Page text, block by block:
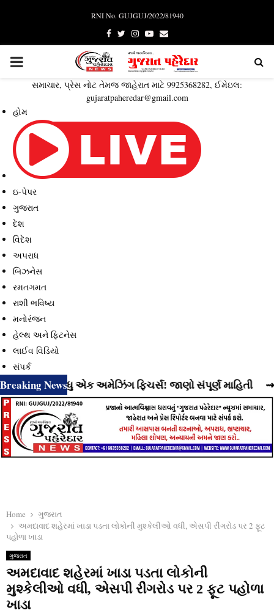
RNI No. GUJGUJ/2022/81940
Facebook
TwitterInstagram
YoutubeEmail
PRIMARY
MENU
સમાચાર, પ્રેસ નોટ તેમજ જાહેરાત માટે 9925368282, ઈમેઇલ:
gujaratpaheredar@gmail.com
હોમ
ઇ-પેપર
ગુજરાત
દેશ
વિદેશ
અપરાધ
બિઝનેસ
રમતગમત
રાશી ભવિષ્ય
મનોરંજન
હેલ્થ અને ફિટનેસ
લાઈવ વિડિયો
સંપર્ક
Breaking News
છે વધુ એક અમેઝિંગ ફિચર્સ! જાણો સંપૂર્ણ માહિતી ⇝
Home
ગુજરાત
અમદાવાદ શહેરમાં ખાડા પડતા લોકોની મુશ્કેલીઓ વધી, એસપી રીંગરોડ પર 2 ફૂટ
પહોળા ખાડા
ગુજરાત
અમદાવાદ શહેરમાં ખાડા પડતા લોકોની
મુશ્કેલીઓ વધી, એસપી રીંગરોડ પર 2 ફૂટ પહોળા
ખાડા